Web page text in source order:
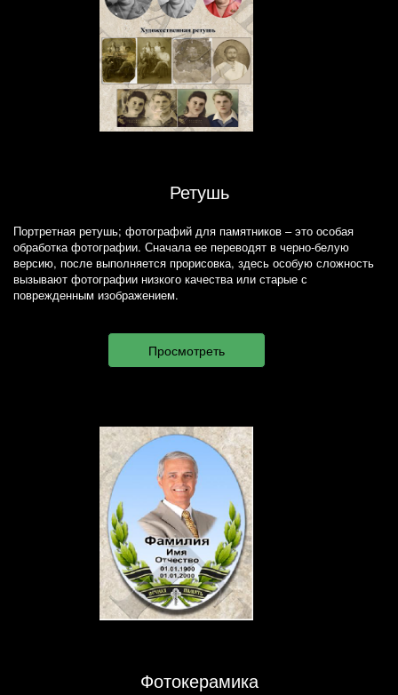
Ретушь
Портретная ретушь; фотографий для памятников – это особая
обработка фотографии. Сначала ее переводят в черно-белую
версию, после выполняется прорисовка, здесь особую сложность
вызывают фотографии низкого качества или старые с
поврежденным изображением.
Фотокерамика